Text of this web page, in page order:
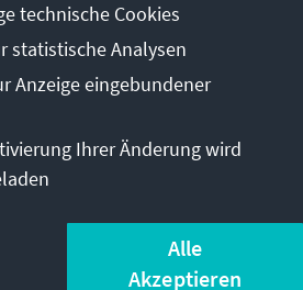
Impressum
Datenschutz
Barriere melden
Stiftung e.V. 2026
technische Cookies
statistische Analysen
Anzeige eingebundener
Ihrer Änderung wird
Alle
Akzeptieren